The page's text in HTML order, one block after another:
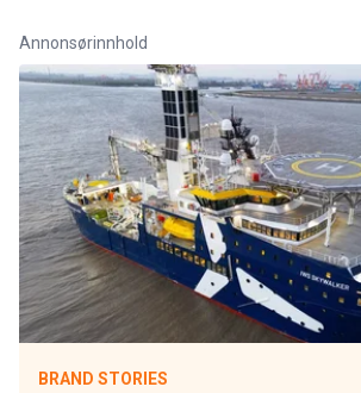
Annonsørinnhold
BRAND STORIES